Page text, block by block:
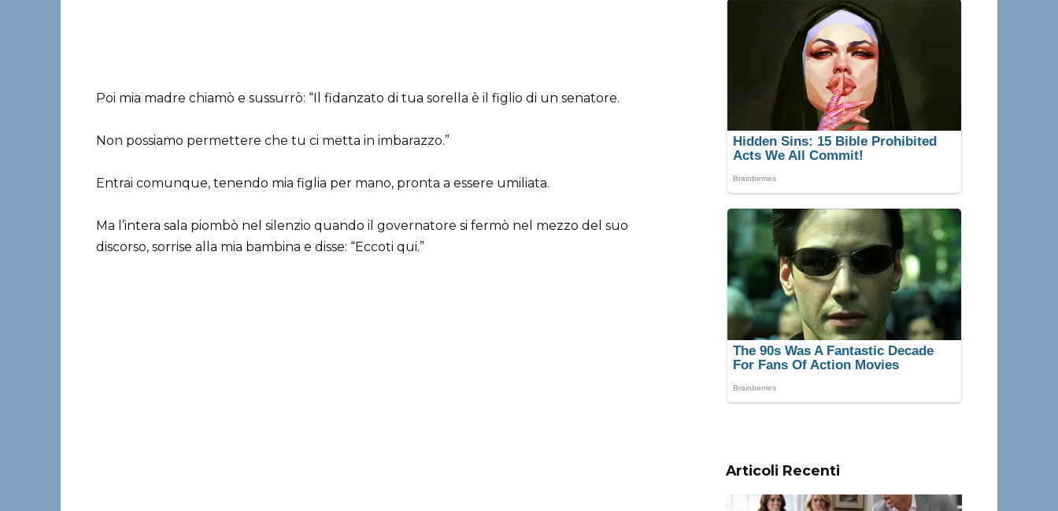
Poi mia madre chiamò e sussurrò: “Il fidanzato di tua sorella è il figlio di un senatore.
Non possiamo permettere che tu ci metta in imbarazzo.”
Entrai comunque, tenendo mia figlia per mano, pronta a essere umiliata.
Ma l’intera sala piombò nel silenzio quando il governatore si fermò nel mezzo del suo
discorso, sorrise alla mia bambina e disse: “Eccoti qui.”
Articoli Recenti